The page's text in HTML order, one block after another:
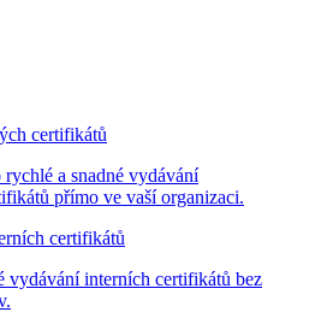
certifikátů
a snadné vydávání
přímo ve vaší organizaci.
certifikátů
vydávání interních certifikátů bez